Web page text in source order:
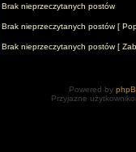
Brak nieprzeczytanych postów
Brak nieprzeczytanych postów [
Brak nieprzeczytanych postów [
Powered by
Przyjazne